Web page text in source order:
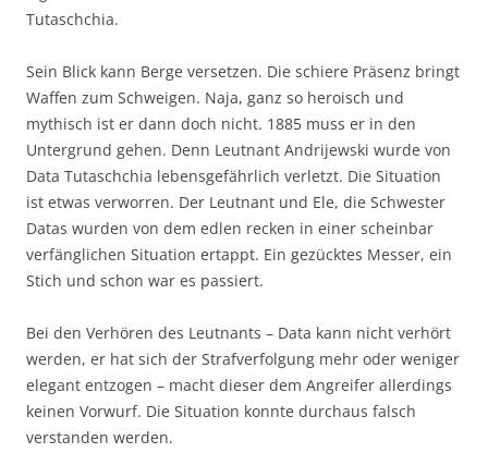
Tutaschchia.
Sein Blick kann Berge versetzen. Die schiere Präsenz bringt
Waffen zum Schweigen. Naja, ganz so heroisch und
mythisch ist er dann doch nicht. 1885 muss er in den
Untergrund gehen. Denn Leutnant Andrijewski wurde von
Data Tutaschchia lebensgefährlich verletzt. Die Situation
ist etwas verworren. Der Leutnant und Ele, die Schwester
Datas wurden von dem edlen recken in einer scheinbar
verfänglichen Situation ertappt. Ein gezücktes Messer, ein
Stich und schon war es passiert.
Bei den Verhören des Leutnants – Data kann nicht verhört
werden, er hat sich der Strafverfolgung mehr oder weniger
elegant entzogen – macht dieser dem Angreifer allerdings
keinen Vorwurf. Die Situation konnte durchaus falsch
verstanden werden.